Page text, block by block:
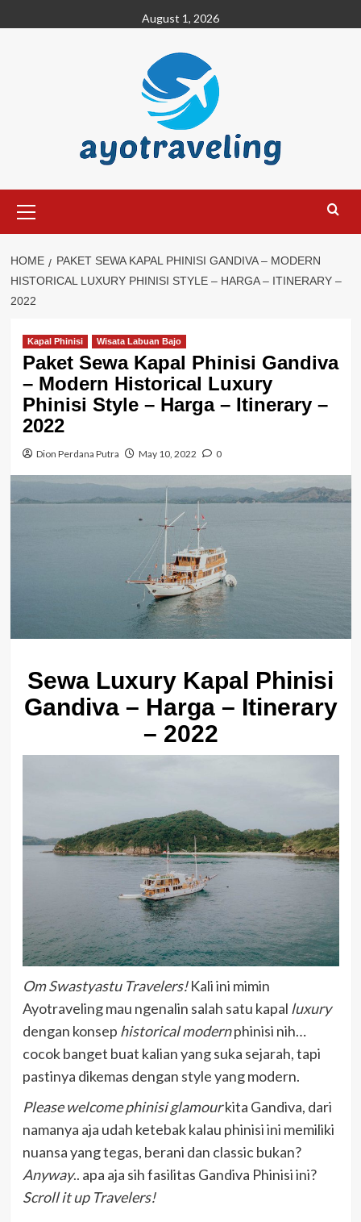
to
August 1, 2026
Menu
HOME
PAKET SEWA KAPAL PHINISI GANDIVA – MODERN
HISTORICAL LUXURY PHINISI STYLE – HARGA – ITINERARY –
2022
Kapal Phinisi Wisata Labuan Bajo
Paket Sewa Kapal Phinisi Gandiva
– Modern Historical Luxury
Phinisi Style – Harga – Itinerary –
2022
Dion Perdana Putra May 10, 2022 0
Sewa Luxury Kapal Phinisi
Gandiva – Harga – Itinerary
– 2022
Om Swastyastu Travelers!Kali ini mimin
Ayotraveling mau ngenalin salah satu kapal luxury
dengan konsep historical modernphinisi nih…
cocok banget buat kalian yang suka sejarah, tapi
pastinya dikemas dengan style yang modern.
Please welcome phinisi glamourkita Gandiva, dari
namanya aja udah ketebak kalau phinisi ini memiliki
nuansa yang tegas, berani dan classic bukan?
Anyway.. apa aja sih fasilitas Gandiva Phinisi ini?
Scroll it up Travelers!